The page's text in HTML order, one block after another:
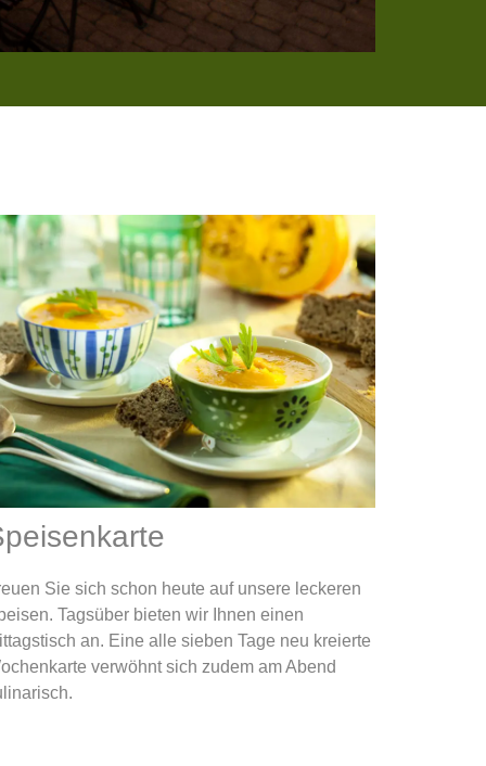
Sie sich schon heute auf unsere leckeren
Tagsüber bieten wir Ihnen einen
an. Eine alle sieben Tage neu kreierte
verwöhnt sich zudem am Abend